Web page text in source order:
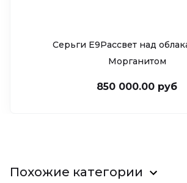
Серьги Е9Рассвет над
Морганитом
850 000.00 руб
Похожие категории